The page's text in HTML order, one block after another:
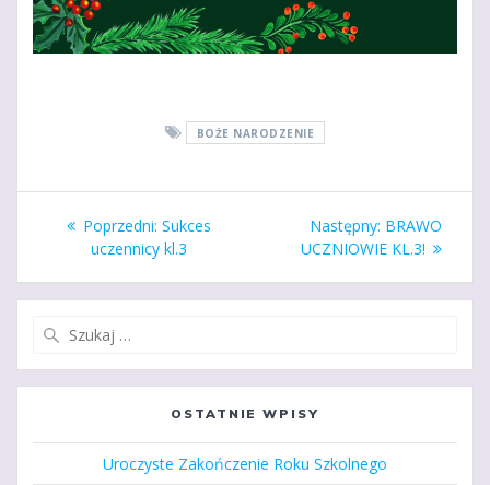
BOŻE NARODZENIE
Nawigacja
wpisu
Poprzedni: Poprzedni
wpis:
Sukces
uczennicy kl.3
Następny: Następny
wpis:
BRAWO
UCZNIOWIE KL.3!
OSTATNIE WPISY
Uroczyste Zakończenie Roku Szkolnego